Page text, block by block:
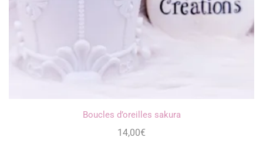
Boucles d’oreilles sakura
14,00€